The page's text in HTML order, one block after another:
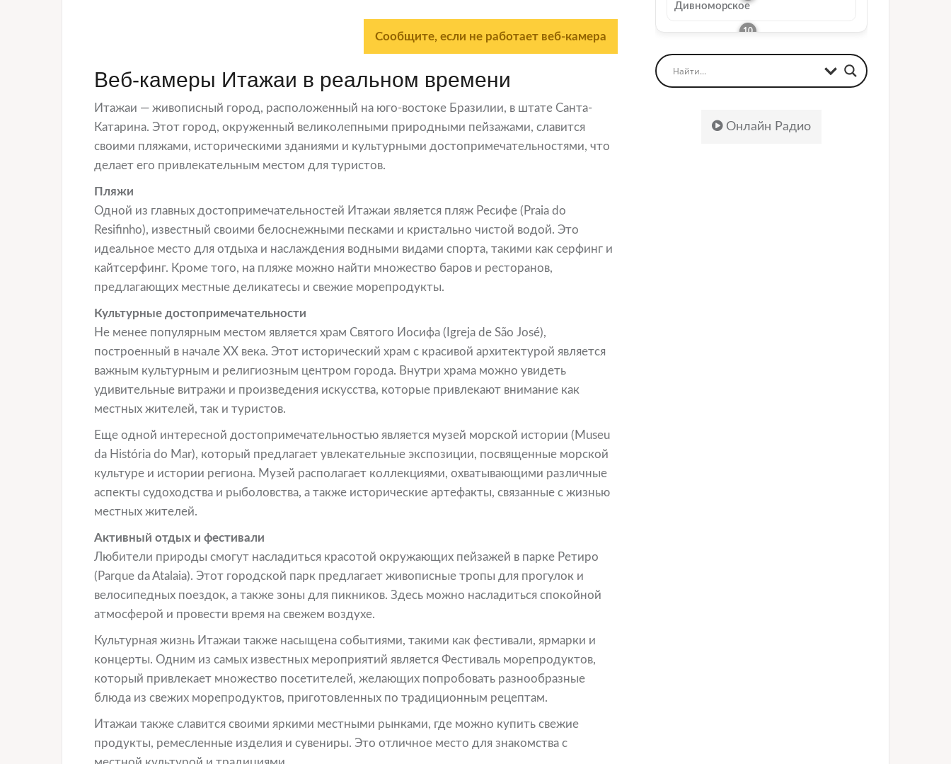
Сообщите, если не работает веб-камера
Веб-камеры Итажаи в реальном времени
Итажаи — живописный город, расположенный на юго-востоке Бразилии, в штате Санта-
Катарина. Этот город, окруженный великолепными природными пейзажами, славится
своими пляжами, историческими зданиями и культурными достопримечательностями, что
делает его привлекательным местом для туристов.
Пляжи
Одной из главных достопримечательностей Итажаи является пляж Ресифе (Praia do
Resifinho), известный своими белоснежными песками и кристально чистой водой. Это
идеальное место для отдыха и наслаждения водными видами спорта, такими как серфинг и
кайтсерфинг. Кроме того, на пляже можно найти множество баров и ресторанов,
предлагающих местные деликатесы и свежие морепродукты.
Культурные достопримечательности
Не менее популярным местом является храм Святого Иосифа (Igreja de São José),
построенный в начале XX века. Этот исторический храм с красивой архитектурой является
важным культурным и религиозным центром города. Внутри храма можно увидеть
удивительные витражи и произведения искусства, которые привлекают внимание как
местных жителей, так и туристов.
Еще одной интересной достопримечательностью является музей морской истории (Museu
da História do Mar), который предлагает увлекательные экспозиции, посвященные морской
культуре и истории региона. Музей располагает коллекциями, охватывающими различные
аспекты судоходства и рыболовства, а также исторические артефакты, связанные с жизнью
местных жителей.
Активный отдых и фестивали
Любители природы смогут насладиться красотой окружающих пейзажей в парке Ретиро
(Parque da Atalaia). Этот городской парк предлагает живописные тропы для прогулок и
велосипедных поездок, а также зоны для пикников. Здесь можно насладиться спокойной
атмосферой и провести время на свежем воздухе.
Культурная жизнь Итажаи также насыщена событиями, такими как фестивали, ярмарки и
концерты. Одним из самых известных мероприятий является Фестиваль морепродуктов,
который привлекает множество посетителей, желающих попробовать разнообразные
блюда из свежих морепродуктов, приготовленных по традиционным рецептам.
Итажаи также славится своими яркими местными рынками, где можно купить свежие
продукты, ремесленные изделия и сувениры. Это отличное место для знакомства с
Дивноморское
Онлайн Радио